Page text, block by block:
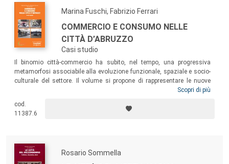
Marina Fuschi, Fabrizio Ferrari
COMMERCIO E CONSUMO NELLE
CITTÀ D’ABRUZZO
Casi studio
Il binomio città-commercio ha subito, nel tempo, una progressiva
metamorfosi associabile alla evoluzione funzionale, spaziale e socio-
culturale del settore. Il volume si propone di rappresentare le nuove
geografie commerciali delle principali città d’Abruzzo. I contributi
il commercio può esprimere nel definire la resilienza di una città
terremotata come L’Aquila a quello di principale driver economico-
Scopri di più
cod.
11387.6
Rosario Sommella